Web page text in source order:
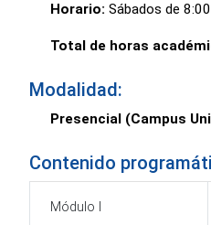
Horario: Sábados de
Total de horas
Modalidad:
Presencial (Campus
Contenido
Módulo I